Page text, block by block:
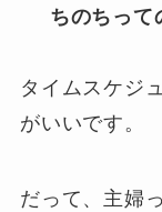
ちのちって
タイムスケジ
がいいです。
だって、主婦